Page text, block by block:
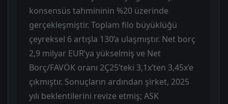
konsensüs tahmininin %20 üzerinde
gerçekleşmiştir. Toplam filo büyüklüğü
çeyreksel 6 artışla 130’a ulaşmıştır. Net borç
2,9 milyar EUR’ya yükselmiş ve Net
Borç/FAVÖK oranı 2Ç25’teki 3,1x’ten 3,45x’e
çıkmıştır. Sonuçların ardından şirket, 2025
yılı beklentilerini revize etmiş; ASK